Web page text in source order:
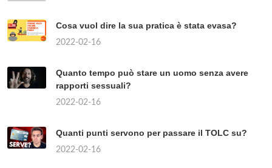
Cosa vuol dire la sua pratica è stata evasa?
2022-02-16
Quanto tempo può stare un uomo senza avere
rapporti sessuali?
2022-02-16
Quanti punti servono per passare il TOLC su?
2022-02-16